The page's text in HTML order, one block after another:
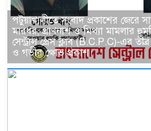
পটুয়াখালীতে সংবাদ প্রকাশের জেরে
মারধর, প্রাণনাশ ও মিথ্যা মামলার
সেন্ট্রাল প্রেস ক্লাব (B.C.P.C)-এর তীব্র
ও গভীর ক্ষোভ প্রকাশ।